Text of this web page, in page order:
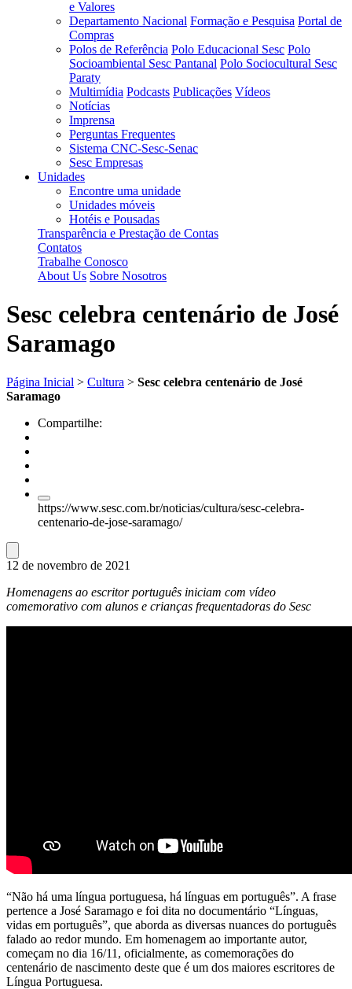
e Valores
Departamento Nacional Formação e Pesquisa Portal de
Compras
Polos de Referência Polo Educacional Sesc Polo
Socioambiental Sesc Pantanal Polo Sociocultural Sesc
Paraty
Multimídia Podcasts Publicações Vídeos
Notícias
Imprensa
Perguntas Frequentes
Sistema CNC-Sesc-Senac
Sesc Empresas
Unidades
Encontre uma unidade
Unidades móveis
Hotéis e Pousadas
Transparência e Prestação de Contas
Contatos
Trabalhe Conosco
About Us Sobre Nosotros
Sesc celebra centenário de José
Saramago
Página Inicial > Cultura > Sesc celebra centenário de José
Saramago
Compartilhe:
https://www.sesc.com.br/noticias/cultura/sesc-celebra-
centenario-de-jose-saramago/
12 de novembro de 2021
Homenagens ao escritor português iniciam com vídeo
comemorativo com alunos e crianças frequentadoras do Sesc
“Não há uma língua portuguesa, há línguas em português”. A frase
pertence a José Saramago e foi dita no documentário “Línguas,
vidas em português”, que aborda as diversas nuances do português
falado ao redor mundo. Em homenagem ao importante autor,
começam no dia 16/11, oficialmente, as comemorações do
centenário de nascimento deste que é um dos maiores escritores de
Língua Portuguesa.